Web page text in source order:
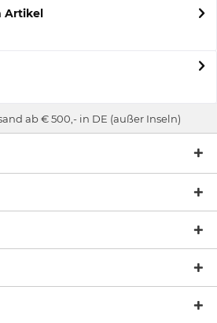
Artikel
ab € 500,- in DE (außer Inseln)